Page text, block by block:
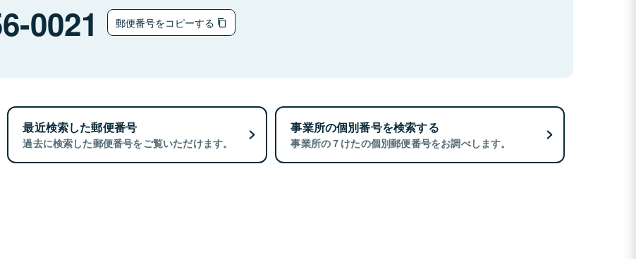
0021 郵便番号をコピーする
最近検索した郵便番号
過去に検索した郵便番号をご覧いただけます。
事業所の個別番号を検索する
事業所の７けたの個別郵便番号をお調べします。